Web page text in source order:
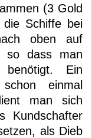
(3 Gold
die Schiffe bei
oben auf
so dass man
Ein
einmal
man sich
Kundschafter
als Dieb